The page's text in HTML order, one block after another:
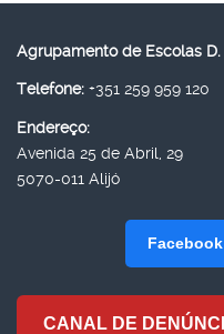
Agrupamento de Escolas D.
Telefone: +351 259 959 120
Endereço:
Avenida 25 de Abril, 29
5070-011 Alijó
Facebook
CANAL DE